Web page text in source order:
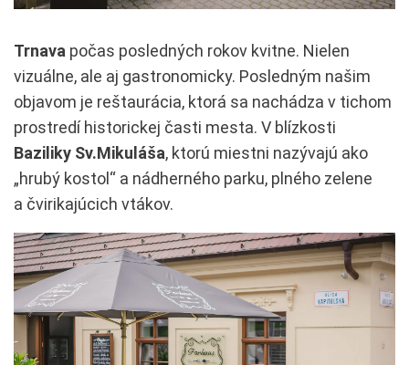
Trnava počas posledných rokov kvitne. Nielen
vizuálne, ale aj gastronomicky. Posledným našim
objavom je reštaurácia, ktorá sa nachádza v tichom
prostredí historickej časti mesta. V blízkosti
Baziliky Sv.Mikuláša, ktorú miestni nazývajú ako
„hrubý kostol“ a nádherného parku, plného zelene
a čvirikajúcich vtákov.